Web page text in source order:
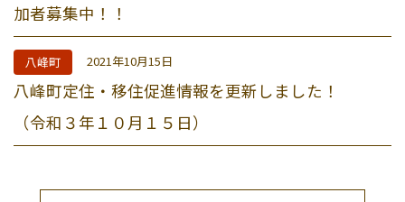
加者募集中！！
八峰町 2021年10月15日
八峰町定住・移住促進情報を更新しました！
（令和３年１０月１５日）